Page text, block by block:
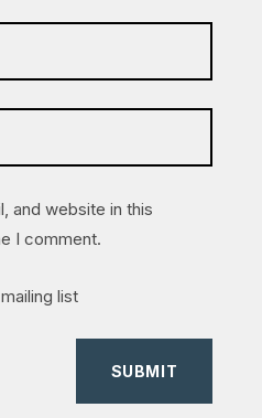
and website in this
I comment.
list
SUBMIT